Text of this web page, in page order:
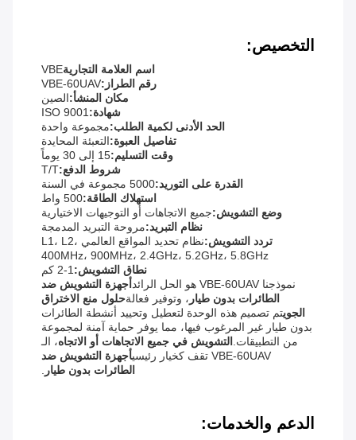
التخصيص:
اسم العلامة التجاريةVBE
رقم الطراز:VBE-60UAV
مكان المنشأ:الصين
شهادة:ISO 9001
الحد الأدنى لكمية الطلب:مجموعة واحدة
تفاصيل العبوة:التعبئة المحايدة
وقت التسليم:15 إلى 30 يوماً
شروط الدفع:T/T
القدرة على التوريد:5000 مجموعة في السنة
استهلاك الطاقة:500 واط
وضع التشويش:جميع الاتجاهات أو التوجيهات الاختيارية
نظام التبريد:مروحة التبريد المدمجة
تردد التشويش:
نظام تحديد المواقع العالمي L1، L2،
400MHz، 900MHz، 2.4GHz، 5.2GHz، 5.8GHz
نطاق التشويش:1-2 كم
نموذجنا VBE-60UAV هو الحل الرائد
أجهزة التشويش ضد
الطائرات بدون طيار ، وتوفير فعالةحلول منع الاختراق
الجويتم تصميم هذه الوحدة لتعطيل وتحييد أنشطة الطائرات
بدون طيار غير المرغوب فيها، مما يوفر حماية آمنة لمجموعة
من التطبيقات. التشويش في جميع الاتجاهات أو الاتجاه، الـ
VBE-60UAV تقف كخيار رئيسي
أجهزة التشويش ضد
الطائرات بدون طيار .
الدعم والخدمات: